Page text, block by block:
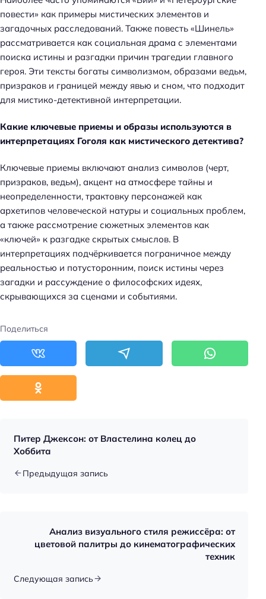
повести» как примеры мистических элементов и
загадочных расследований. Также повесть «Шинель»
рассматривается как социальная драма с элементами
поиска истины и разгадки причин трагедии главного
героя. Эти тексты богаты символизмом, образами ведьм,
призраков и границей между явью и сном, что подходит
для мистико-детективной интерпретации.
Какие ключевые приемы и образы используются в
интерпретациях Гоголя как мистического детектива?
Ключевые приемы включают анализ символов (черт,
призраков, ведьм), акцент на атмосфере тайны и
неопределенности, трактовку персонажей как
архетипов человеческой натуры и социальных проблем,
а также рассмотрение сюжетных элементов как
«ключей» к разгадке скрытых смыслов. В
интерпретациях подчёркивается пограничное между
реальностью и потусторонним, поиск истины через
загадки и рассуждение о философских идеях,
скрывающихся за сценами и событиями.
Поделиться
Питер Джексон: от Властелина колец до
Хоббита
Предыдущая запись
Анализ визуального стиля режиссёра: от
цветовой палитры до кинематографических
техник
Следующая запись